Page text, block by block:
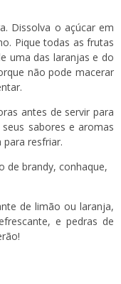
Dissolva o açúcar em
Pique todas as frutas
uma das laranjas e do
não pode macerar
antes de servir para
sabores e aromas
para resfriar.
de brandy, conhaque,
de limão ou laranja,
e pedras de